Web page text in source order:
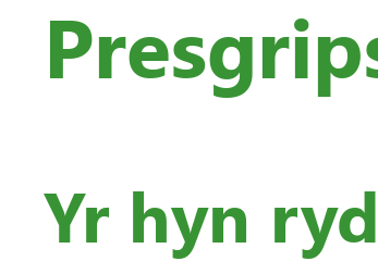
Yr hyn